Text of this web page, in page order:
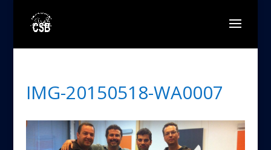
IMG-20150518-WA0007